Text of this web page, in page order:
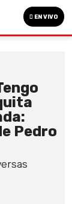
EN VIVO
Pedro